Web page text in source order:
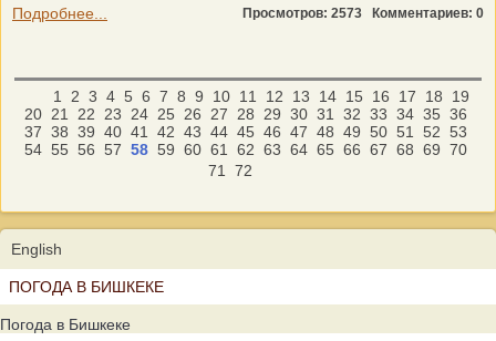
Подробнее...
Просмотров: 2573 Комментариев: 0
1 2 3 4 5 6 7 8 9 10 11 12 13 14 15 16 17 18
19
20 21 22 23 24 25 26 27 28 29 30 31 32 33 34 35 36
37 38 39 40 41 42 43 44 45 46 47 48 49 50 51 52 53
54 55 56 57 58 59 60 61 62 63 64 65 66 67 68 69 70
71
72
English
ПОГОДА В БИШКЕКЕ
Погода в Бишкеке